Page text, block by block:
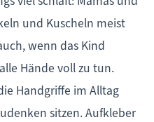
und Kuscheln meist
wenn das Kind
Hände voll zu tun.
Handgriffe im Alltag
sitzen. Aufkleber